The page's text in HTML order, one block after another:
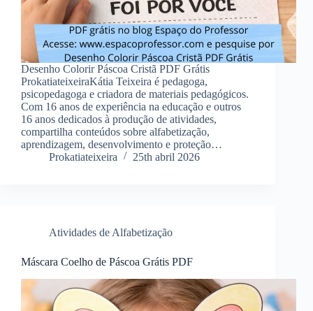
Desenho Colorir Páscoa Cristã PDF Grátis
ProkatiateixeiraKátia Teixeira é pedagoga,
psicopedagoga e criadora de materiais pedagógicos.
Com 16 anos de experiência na educação e outros
16 anos dedicados à produção de atividades,
compartilha conteúdos sobre alfabetização,
aprendizagem, desenvolvimento e proteção…
Prokatiateixeira
25th abril 2026
Atividades de Alfabetização
Máscara Coelho de Páscoa Grátis PDF